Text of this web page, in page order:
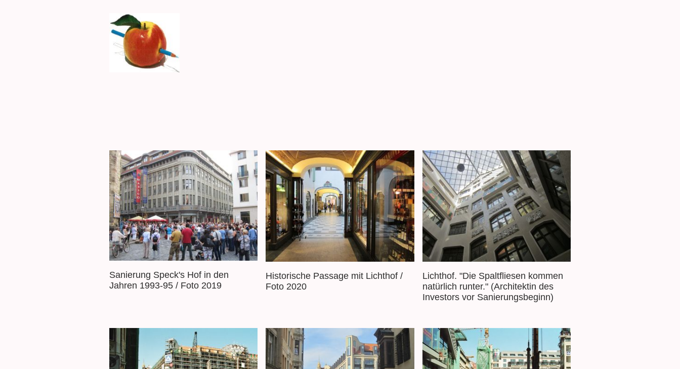
Sanierung Speck's Hof in den
Jahren 1993-95 / Foto 2019
Historische Passage mit Lichthof /
Foto 2020
Lichthof. "Die Spaltfliesen kommen
natürlich runter." (Architektin des
Investors vor Sanierungsbeginn)